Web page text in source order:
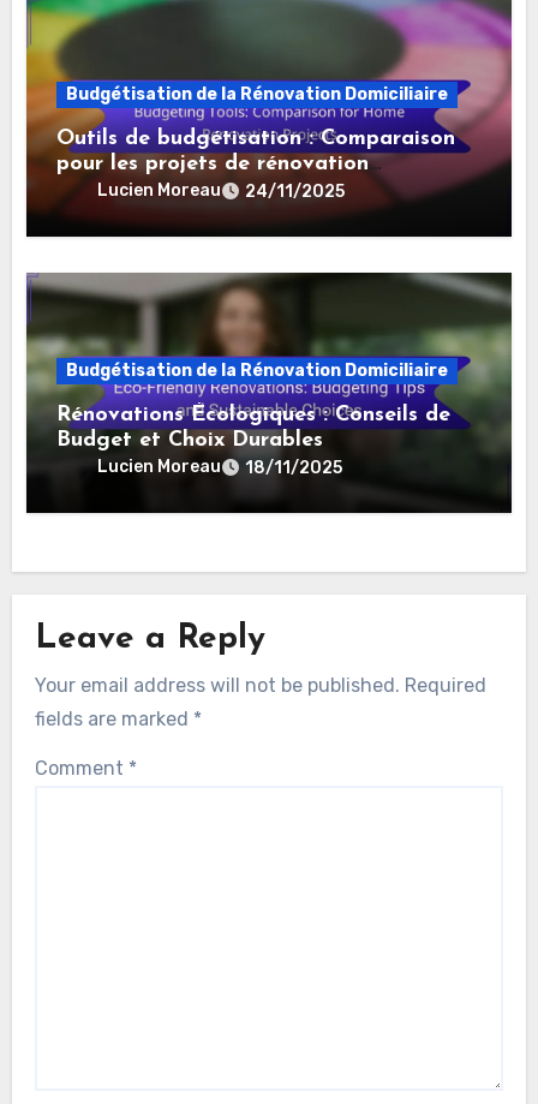
Budgétisation de la Rénovation Domiciliaire
Outils de budgétisation : Comparaison
pour les projets de rénovation
domiciliaire
Lucien Moreau 24/11/2025
Budgétisation de la Rénovation Domiciliaire
Rénovations Écologiques : Conseils de
Budget et Choix Durables
Lucien Moreau 18/11/2025
Leave a Reply
Your email address will not be published. Required
fields are marked *
Comment *